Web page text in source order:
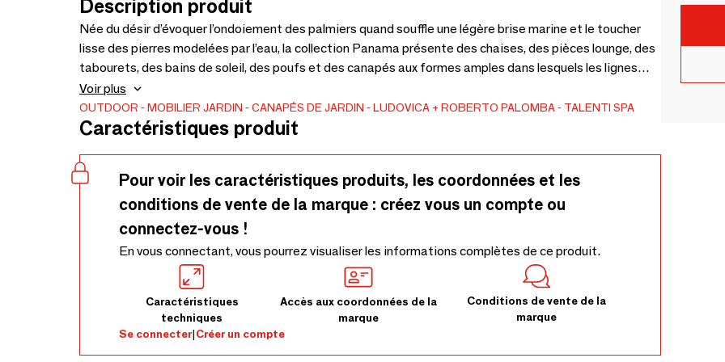
Description produit
Née du désir d’évoquer l’ondoiement des palmiers quand souffle une légère brise marine et le toucher
lisse des pierres modelées par l’eau, la collection Panama présente des chaises, des pièces lounge, des
tabourets, des bains de soleil, des poufs et des canapés aux formes amples dans lesquels les lignes
des cordes tressées et traversées par les rayons du soleil donnent vie à des jeux d’ombres et de
lumières.
Voir plus
OUTDOOR MOBILIER JARDIN CANAPÉS DE JARDIN LUDOVICA + ROBERTO PALOMBA TALENTI SPA
Caractéristiques produit
Pour voir les caractéristiques produits, les coordonnées et les
conditions de vente de la marque : créez vous un compte ou
connectez-vous !
En vous connectant, vous pourrez visualiser les informations complètes de ce produit.
Caractéristiques
techniques
Accès aux coordonnées de la
marque
Conditions de vente de la
marque
Se connecter|Créer un compte